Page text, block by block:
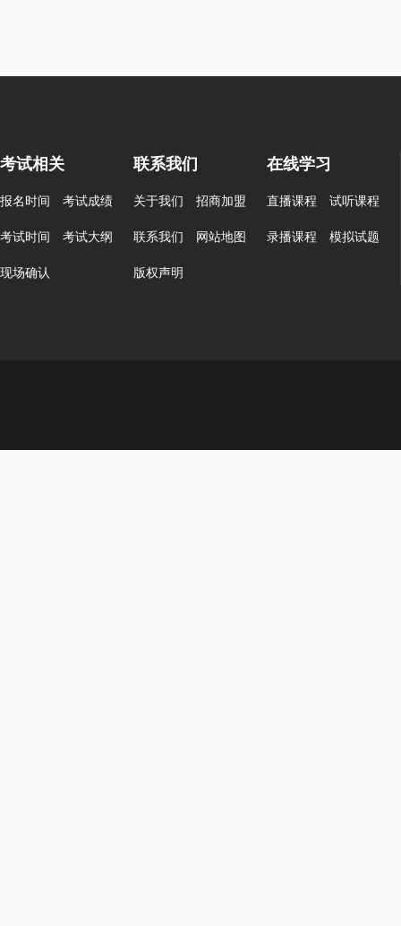
考试相关
报名时间
考试成绩
考试时间
考试大纲
现场确认
联系我们
关于我们
招商加盟
联系我们
网站地图
版权声明
在线学习
直播课程
试听课程
录播课程
模拟试题